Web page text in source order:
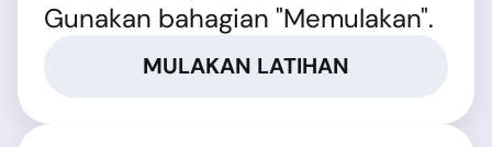
Gunakan bahagian "Memulakan".
MULAKAN LATIHAN